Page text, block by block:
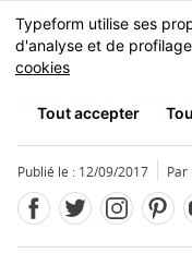
Skip
to
main
MENU
Radio
Publié le : 12/09/2017 Par :
Fermer
Fermer